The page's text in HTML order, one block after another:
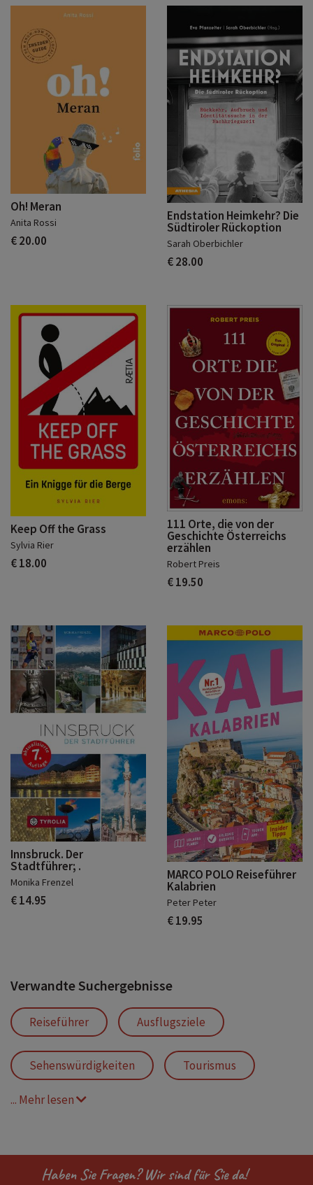
Oh! Meran
Anita Rossi
€ 20.00
Endstation Heimkehr? Die
Südtiroler Rückoption
Sarah Oberbichler
€ 28.00
Keep Off the Grass
Sylvia Rier
€ 18.00
111 Orte, die von der
Geschichte Österreichs
erzählen
Robert Preis
€ 19.50
Innsbruck. Der
Stadtführer; .
Monika Frenzel
€ 14.95
MARCO POLO Reiseführer
Kalabrien
Peter Peter
€ 19.95
Verwandte Suchergebnisse
Reiseführer Ausflugsziele
Sehenswürdigkeiten Tourismus
Tirol
Kufstein Achensee Ötztal
... Mehr lesen
Haben Sie Fragen? Wir sind für Sie da!